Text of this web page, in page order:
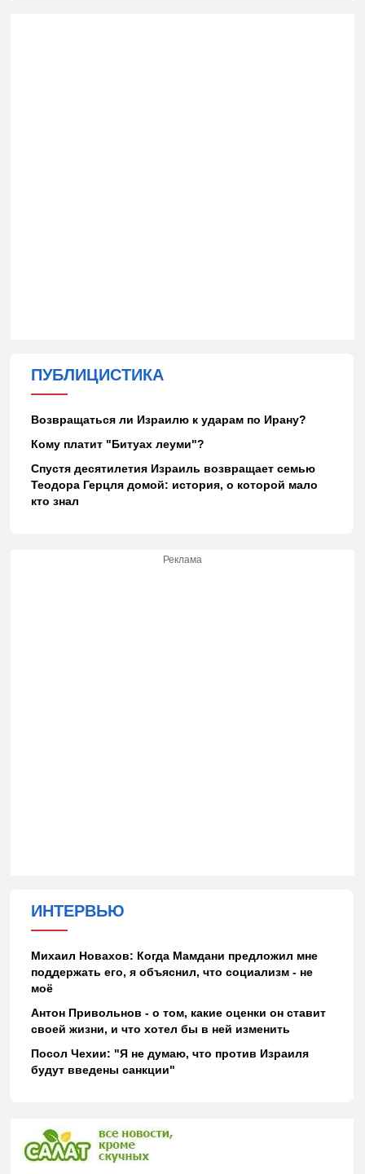
ПУБЛИЦИСТИКА
Возвращаться ли Израилю к ударам по Ирану?
Кому платит "Битуах леуми"?
Спустя десятилетия Израиль возвращает семью
Теодора Герцля домой: история, о которой мало
кто знал
Реклама
ИНТЕРВЬЮ
Михаил Новахов: Когда Мамдани предложил мне
поддержать его, я объяснил, что социализм - не
моё
Антон Привольнов - о том, какие оценки он ставит
своей жизни, и что хотел бы в ней изменить
Посол Чехии: "Я не думаю, что против Израиля
будут введены санкции"